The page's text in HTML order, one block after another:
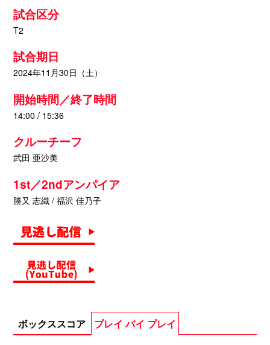
試合区分
T2
試合期日
2024年11月30日（土）
開始時間／終了時間
14:00 / 15:36
クルーチーフ
武田 亜沙美
1st／2ndアンパイア
勝又 志織 / 福沢 佳乃子
ボックススコア プレイ バイ プレイ